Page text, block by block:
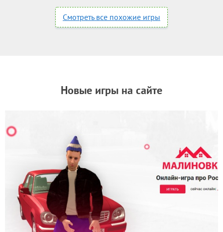
Смотреть все похожие игры
Новые игры на сайте